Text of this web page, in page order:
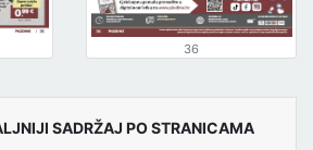
36
SADRŽAJ PO STRANICAMA